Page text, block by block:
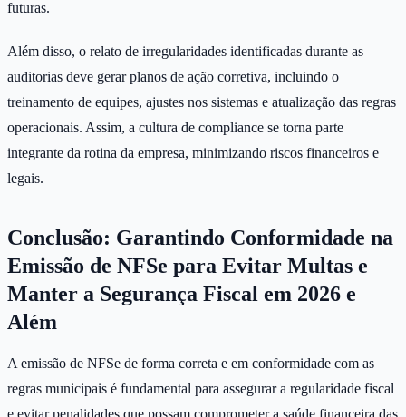
futuras.
Além disso, o relato de irregularidades identificadas durante as
auditorias deve gerar planos de ação corretiva, incluindo o
treinamento de equipes, ajustes nos sistemas e atualização das regras
operacionais. Assim, a cultura de compliance se torna parte
integrante da rotina da empresa, minimizando riscos financeiros e
legais.
Conclusão: Garantindo Conformidade na
Emissão de NFSe para Evitar Multas e
Manter a Segurança Fiscal em 2026 e
Além
A emissão de NFSe de forma correta e em conformidade com as
regras municipais é fundamental para assegurar a regularidade fiscal
e evitar penalidades que possam comprometer a saúde financeira das